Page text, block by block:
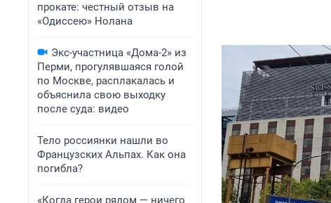
прокате: честный отзыв на
«Одиссею» Нолана
Экс-участница «Дома-2» из
Перми, прогулявшаяся голой
по Москве, расплакалась и
объяснила свою выходку
после суда: видео
Тело россиянки нашли во
Французских Альпах. Как она
погибла?
«Когда герои рядом — ничего